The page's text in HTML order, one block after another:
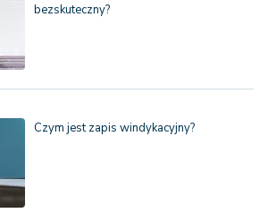
bezskuteczny?
Czym jest zapis windykacyjny?